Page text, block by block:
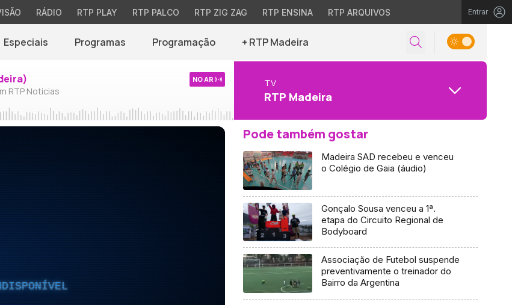
RÁDIO RTP PLAY RTP PALCO RTP ZIG ZAG RTP ENSINA RTP ARQUIVOS Entrar
Especiais Programas Programação + RTP Madeira
RTP Notícias
NO AR TV
RTP Madeira
Pode também gostar
Madeira SAD recebeu e venceu
o Colégio de Gaia (áudio)
Gonçalo Sousa venceu a 1ª.
etapa do Circuito Regional de
Bodyboard
Associação de Futebol suspende
preventivamente o treinador do
Bairro da Argentina